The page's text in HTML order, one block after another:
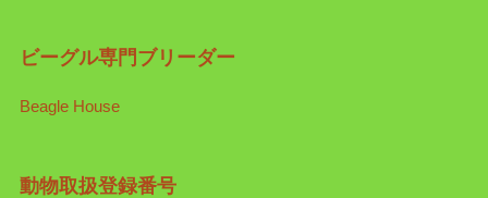
ビーグル専門ブリーダー
Beagle House
動物取扱登録番号